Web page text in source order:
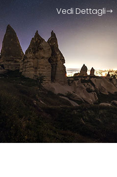
Vedi Dettagli